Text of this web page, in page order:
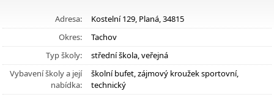
Adresa:
Kostelní 129, Planá, 34815
Okres:
Tachov
Typ školy:
střední škola, veřejná
Vybavení školy a její
nabídka:
školní bufet, zájmový kroužek sportovní,
technický